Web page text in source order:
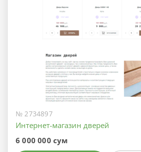
№ 2734897
Интернет-магазин дверей
6 000 000 сум